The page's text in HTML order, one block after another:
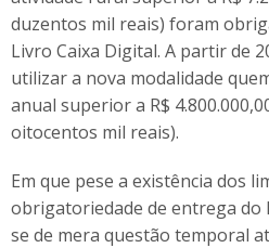
duzentos mil reais) foram
Livro Caixa Digital. A partir de
utilizar a nova modalidade
anual superior a R$
oitocentos mil reais).
Em que pese a existência dos
obrigatoriedade de entrega do
se de mera questão temporal